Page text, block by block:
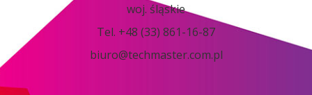
woj. śląskie
Tel. +48 (33) 861-16-87
biuro@techmaster.com.pl